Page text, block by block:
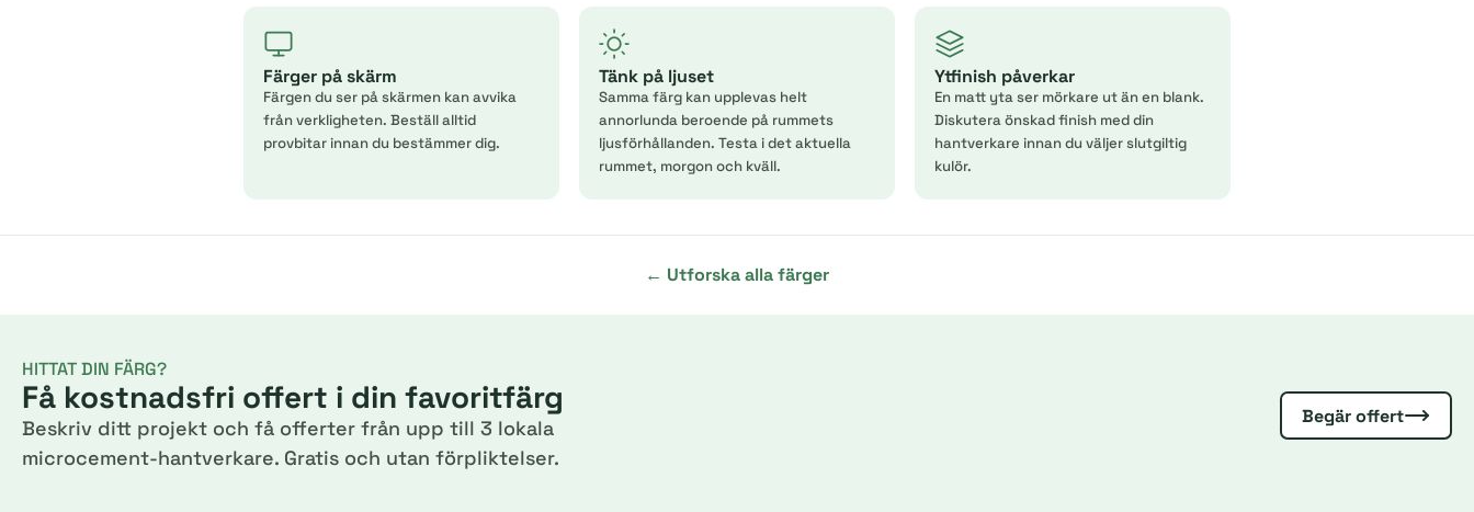
Färger på skärm
Färgen du ser på skärmen kan avvika
från verkligheten. Beställ alltid
provbitar innan du bestämmer dig.
Tänk på ljuset
Samma färg kan upplevas helt
annorlunda beroende på rummets
ljusförhållanden. Testa i det aktuella
rummet, morgon och kväll.
Ytfinish påverkar
En matt yta ser mörkare ut än en blank.
Diskutera önskad finish med din
hantverkare innan du väljer slutgiltig
kulör.
← Utforska alla färger
HITTAT DIN FÄRG?
Få kostnadsfri offert i din favoritfärg
Beskriv ditt projekt och få offerter från upp till 3 lokala
microcement-hantverkare. Gratis och utan förpliktelser.
Begär offert